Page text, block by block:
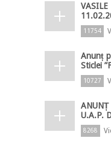
11754
Anunț
Sticlei
10727
U.A.P.
8268